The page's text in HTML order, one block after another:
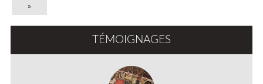
»
TÉMOIGNAGES